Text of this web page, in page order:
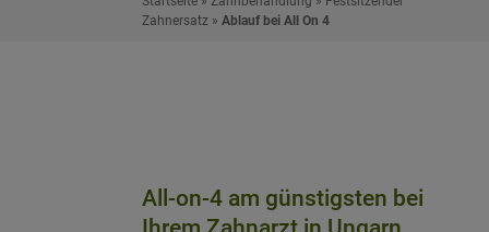
Zahnersatz» Ablauf bei All On 4
All-on-4 am günstigsten bei